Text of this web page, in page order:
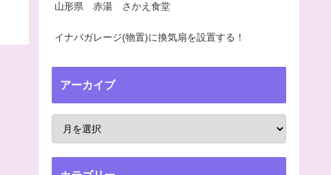
山形県 赤湯 さかえ食堂
イナバガレージ(物置)に換気扇を設置する！
アーカイブ